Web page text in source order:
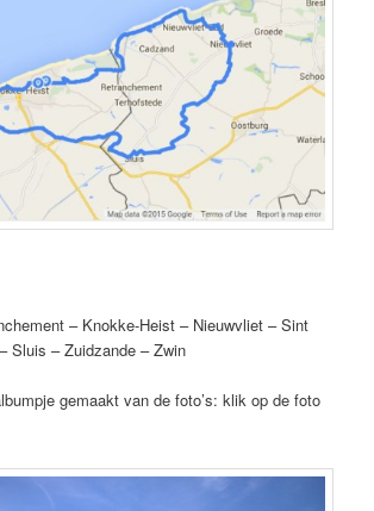
– Knokke-Heist – Nieuwvliet – Sint
Sluis – Zuidzande – Zwin
gemaakt van de foto’s: klik op de foto